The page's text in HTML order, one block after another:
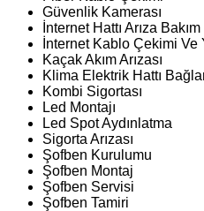
Güvenlik Kamerası
İnternet Hattı Arıza Bakım
İnternet Kablo Çekimi Ve
Kaçak Akım Arızası
Klima Elektrik Hattı
Kombi Sigortası
Led Montajı
Led Spot Aydınlatma
Sigorta Arızası
Şofben Kurulumu
Şofben Montaj
Şofben Servisi
Şofben Tamiri